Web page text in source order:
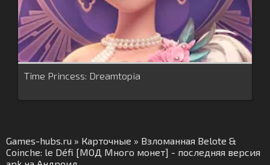
Time Princess: Dreamtopia
Games-hubs.ru » Карточные » Взломанная Belote &
Coinche: le Défi [МОД Много монет] - последняя версия